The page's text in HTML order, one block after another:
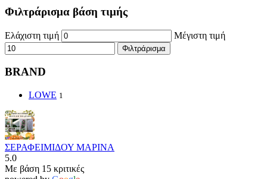
Φιλτράρισμα βάση τιμής
Ελάχιστη τιμή Μέγιστη τιμή
Φιλτράρισμα
BRAND
LOWE 1
ΣΕΡΑΦΕΙΜΙΔΟΥ ΜΑΡΙΝΑ
5.0
Με βάση 15 κριτικές